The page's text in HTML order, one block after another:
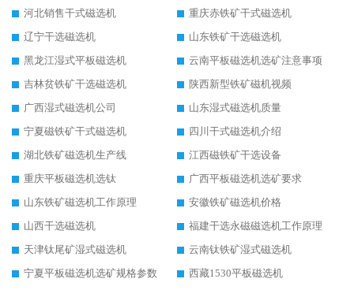
河北销售干式磁选机
重庆赤铁矿干式磁选机
辽宁干选磁选机
山东铁矿干选磁选机
黑龙江湿式平板磁选机
云南平板磁选机选矿注意事项
吉林贫铁矿干选磁选机
陕西新型铁矿磁机视频
广西湿式磁选机公司
山东湿式磁选机质量
宁夏磁铁矿干式磁选机
四川干式磁选机介绍
湖北铁矿磁选机生产线
江西磁铁矿干选设备
重庆平板磁选机选钛
广西平板磁选机选矿要求
山东铁矿磁选机工作原理
安徽铁矿磁选机价格
山西干选磁选机
福建干选永磁磁选机工作原理
天津钛尾矿湿式磁选机
云南钛铁矿湿式磁选机
宁夏平板磁选机选矿规格参数
西藏1530平板磁选机